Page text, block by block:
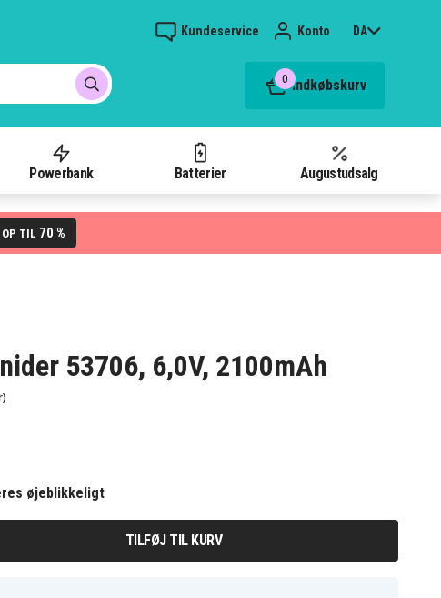
Kundeservice Konto DA
0 Indkøbskurv
Powerbank Batterier Augustudsalg
OP TIL 70 %
53706, 6,0V, 2100mAh
øjeblikkeligt
TILFØJ TIL KURV